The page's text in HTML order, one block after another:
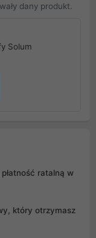
dany produkt.
Solum
ratalną w
który otrzymasz